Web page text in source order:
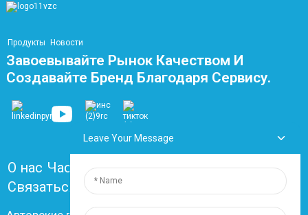
Продукты Новости
Завоевывайте Рынок Качеством И
Создавайте Бренд Благодаря Сервису.
О нас Часто задаваемые вопросы
Связаться с нами
Leave Your Message